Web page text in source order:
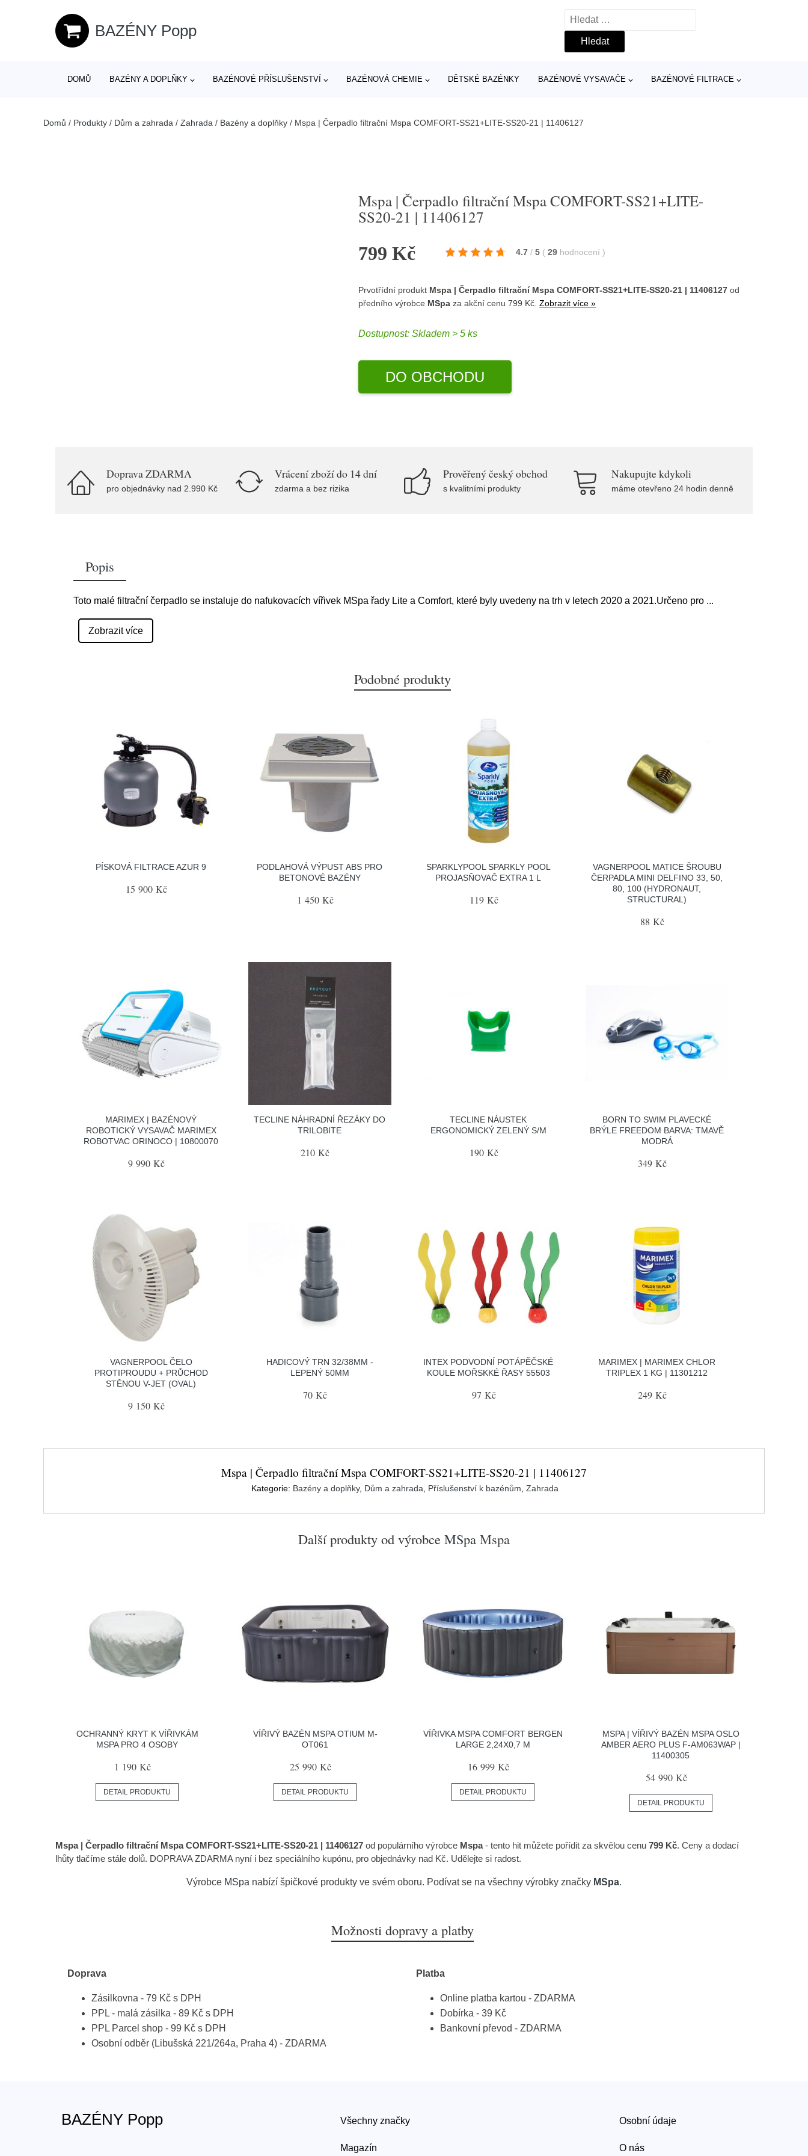
BAZÉNY Popp
Vyhledávání
DOMŮ BAZÉNY A DOPLŇKY BAZÉNOVÉ PŘÍSLUŠENSTVÍ BAZÉNOVÁ CHEMIE DĚTSKÉ BAZÉNKY BAZÉNOVÉ VYSAVAČE BAZÉNOVÉ FILTRACE
Domů / Produkty / Dům a zahrada / Zahrada / Bazény a doplňky / Mspa | Čerpadlo filtrační Mspa COMFORT-SS21+LITE-SS20-21 | 11406127
Mspa | Čerpadlo filtrační Mspa COMFORT-SS21+LITE-
SS20-21 | 11406127
799 Kč 4.7 / 5 ( 29 hodnocení)
Prvotřídní produkt Mspa | Čerpadlo filtrační Mspa COMFORT-SS21+LITE-SS20-21 | 11406127 od
předního výrobce MSpa za akční cenu 799 Kč.Zobrazit více »
Dostupnost:Skladem > 5 ks
DO OBCHODU
Doprava ZDARMA
pro objednávky nad 2.990 Kč
Vrácení zboží do 14 dní
zdarma a bez rizika
Prověřený český obchod
s kvalitními produkty
Nakupujte kdykoli
máme otevřeno 24 hodin denně
Popis
Toto malé filtrační čerpadlo se instaluje do nafukovacích vířivek MSpa řady Lite a Comfort, které byly uvedeny na trh v letech 2020 a 2021.Určeno pro ...
Zobrazit více
Podobné produkty
PÍSKOVÁ FILTRACE AZUR 9
15 900 Kč
PODLAHOVÁ VÝPUST ABS PRO
BETONOVÉ BAZÉNY
1 450 Kč
SPARKLYPOOL SPARKLY POOL
PROJASŇOVAČ EXTRA 1 L
119 Kč
VAGNERPOOL MATICE ŠROUBU
ČERPADLA MINI DELFINO 33, 50,
80, 100 (HYDRONAUT,
STRUCTURAL)
88 Kč
MARIMEX | BAZÉNOVÝ
ROBOTICKÝ VYSAVAČ MARIMEX
ROBOTVAC ORINOCO | 10800070
9 990 Kč
TECLINE NÁHRADNÍ ŘEZÁKY DO
TRILOBITE
210 Kč
TECLINE NÁUSTEK
ERGONOMICKÝ ZELENÝ S/M
190 Kč
BORN TO SWIM PLAVECKÉ
BRÝLE FREEDOM BARVA: TMAVĚ
MODRÁ
349 Kč
VAGNERPOOL ČELO
PROTIPROUDU + PRŮCHOD
STĚNOU V-JET (OVAL)
9 150 Kč
HADICOVÝ TRN 32/38MM -
LEPENÝ 50MM
70 Kč
INTEX PODVODNÍ POTÁPĚČSKÉ
KOULE MOŘSKKÉ ŘASY 55503
97 Kč
MARIMEX | MARIMEX CHLOR
TRIPLEX 1 KG | 11301212
249 Kč
Mspa | Čerpadlo filtrační Mspa COMFORT-SS21+LITE-SS20-21 | 11406127
Kategorie: Bazény a doplňky, Dům a zahrada Příslušenství k bazénům Zahrada
Další produkty od výrobce MSpa Mspa
OCHRANNÝ KRYT K VÍŘIVKÁM
MSPA PRO 4 OSOBY
1 190 Kč
DETAIL PRODUKTU
VÍŘIVÝ BAZÉN MSPA OTIUM M-
OT061
25 990 Kč
DETAIL PRODUKTU
VÍŘIVKA MSPA COMFORT BERGEN
LARGE 2,24X0,7 M
16 999 Kč
DETAIL PRODUKTU
MSPA | VÍŘIVÝ BAZÉN MSPA OSLO
AMBER AERO PLUS F-AM063WAP |
11400305
54 990 Kč
DETAIL PRODUKTU
Mspa | Čerpadlo filtrační Mspa COMFORT-SS21+LITE-SS20-21 | 11406127 od populárního výrobce Mspa- tento hit můžete pořídit za skvělou cenu 799 Kč. Ceny a dodací
lhůty tlačíme stále dolů. DOPRAVA ZDARMA nyní i bez speciálního kupónu, pro objednávky nad Kč. Udělejte si radost.
Výrobce MSpa nabízí špičkové produkty ve svém oboru. Podívat se na všechny výrobky značky MSpa.
Možnosti dopravy a platby
Doprava
Zásilkovna - 79 Kč s DPH
PPL - malá zásilka - 89 Kč s DPH
PPL Parcel shop - 99 Kč s DPH
Osobní odběr (Libušská 221/264a, Praha 4) - ZDARMA
Platba
Online platba kartou - ZDARMA
Dobírka - 39 Kč
Bankovní převod - ZDARMA
BAZÉNY Popp Všechny značky
Magazín
Osobní údaje
O nás